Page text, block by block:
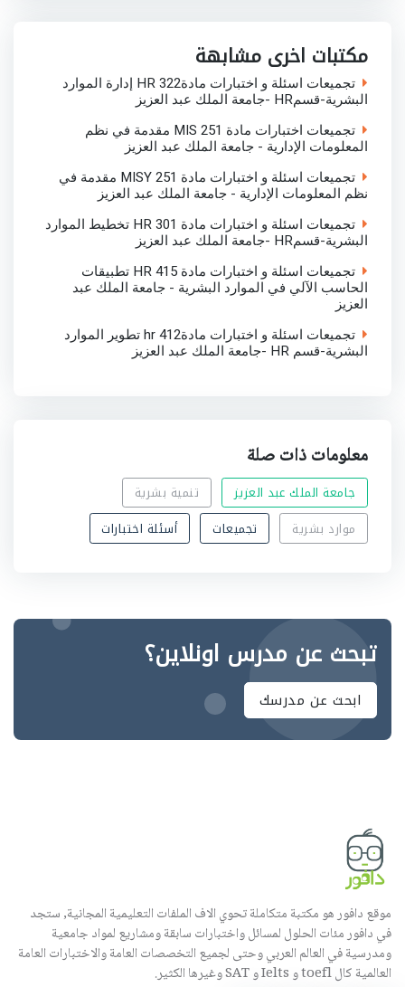
p
p n
مكتبات اخرى مشابهة
تجميعات اسئلة و اختبارات مادةHR 322 إدارة الموارد
البشرية-قسمHR -جامعة الملك عبد العزيز
تجميعات اختبارات مادة MIS 251 مقدمة في نظم
المعلومات الإدارية - جامعة الملك عبد العزيز
تجميعات اسئلة و اختبارات مادة MISY 251 مقدمة في
نظم المعلومات الإدارية - جامعة الملك عبد العزيز
تجميعات اسئلة و اختبارات مادة HR 301 تخطيط الموارد
البشرية-قسمHR -جامعة الملك عبد العزيز
تجميعات اسئلة و اختبارات مادة HR 415 تطبيقات
الحاسب الآلي في الموارد البشرية - جامعة الملك عبد
العزيز
تجميعات اسئلة و اختبارات مادةhr 412 تطوير الموارد
البشرية-قسم HR -جامعة الملك عبد العزيز
معلومات ذات صلة
جامعة الملك عبد العزيز
تنمية بشرية
موارد بشرية
تجميعات أسئلة اختبارات
تبحث عن مدرس اونلاين؟
ابحث عن مدرسك
موقع دافور هو مكتبة متكاملة تحوي الاف الملفات التعليمية المجانية, ستجد
في دافور مئات الحلول لمسائل واختبارات سابقة ومشاريع لمواد جامعية
ومدرسية في العالم العربي وحتى لجميع التخصصات العامة والاختبارات العامة
العالمية كال toefl و Ielts و SAT وغيرها الكثير.